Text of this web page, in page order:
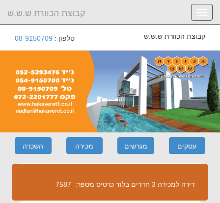
navigation
קבוצת הכוורת ש.ש.ש
טלפון : 08-9150709 קבוצת הכוורת ש.ש.ש
דירה למכירה 3 חדרים בלוד כרטיס מספר: 7587